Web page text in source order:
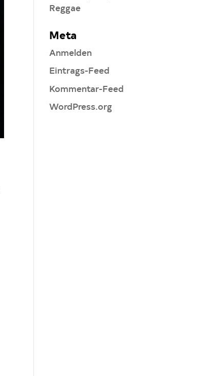
Reggae
Meta
Anmelden
Eintrags-Feed
Kommentar-Feed
WordPress.org